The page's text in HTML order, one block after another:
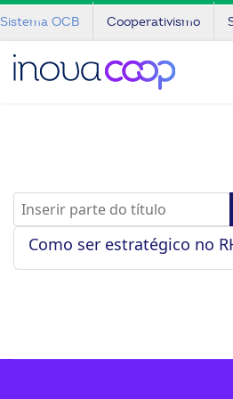
Sistema OCB Cooperativismo
Inserir parte do título
Como ser estratégico no